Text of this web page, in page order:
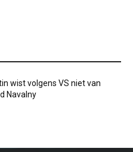
wist volgens VS niet van
Navalny